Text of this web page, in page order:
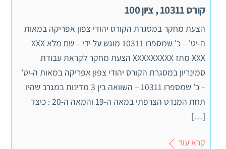
קורס 10311 , ציון 100
הצעת מחקר במסגרת הקורס יהודי צפון אפריקה במאות
ה-יט' – כ' שמספרו 10311 מוגש על ידי – שם מלא XXX
XXX מתז XXXXXXXXX הצעת מחקר לקראת עבודת
סמינריון במסגרת הקורס יהודי צפון אפריקה במאות ה-יט'
– כ' שמספרו 10311 – השוואה בין 3 מדינות במגרב שהיו
תחת המנדט הצרפתי במאה ה-19 והמאה ה-20 : כיצד
[…]
קרא עוד